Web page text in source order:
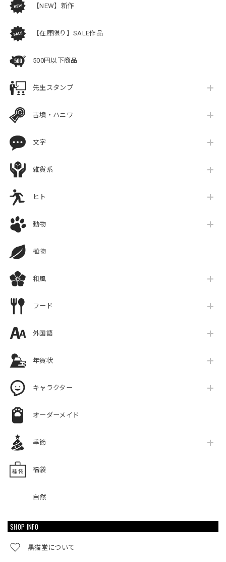
【NEW】新作
【在庫限り】SALE作品
500円以下商品
先生スタンプ
古墳・ハニワ
文字
雑貨系
ヒト
動物
植物
和風
フード
外国語
年賀状
キャラクター
オーダーメイド
季節
福袋
自然
SHOP INFO
黒猫堂について